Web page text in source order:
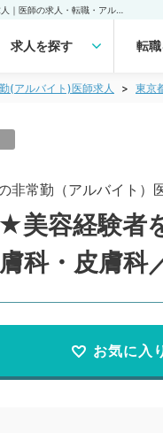
求人を探す 転
(アルバイト)医師求人 東京
非常勤（アルバイト）
★美容経験
科・皮膚科
お気に入